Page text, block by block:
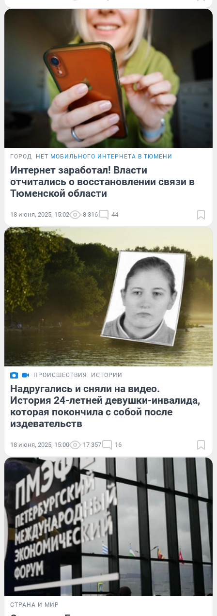
ГОРОД НЕТ МОБИЛЬНОГО ИНТЕРНЕТА В ТЮМЕНИ
Интернет заработал! Власти
отчитались о восстановлении связи в
Тюменской области
18 июня, 2025, 15:02 8 316 44
ПРОИСШЕСТВИЯ ИСТОРИИ
Надругались и сняли на видео.
История 24-летней девушки-инвалида,
которая покончила с собой после
издевательств
18 июня, 2025, 15:00 17 357 16
СТРАНА И МИР